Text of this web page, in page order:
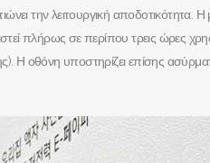
την λειτουργική
πλήρως σε περίπου τρεις ώρες
Η οθόνη υποστηρίζει επίσης